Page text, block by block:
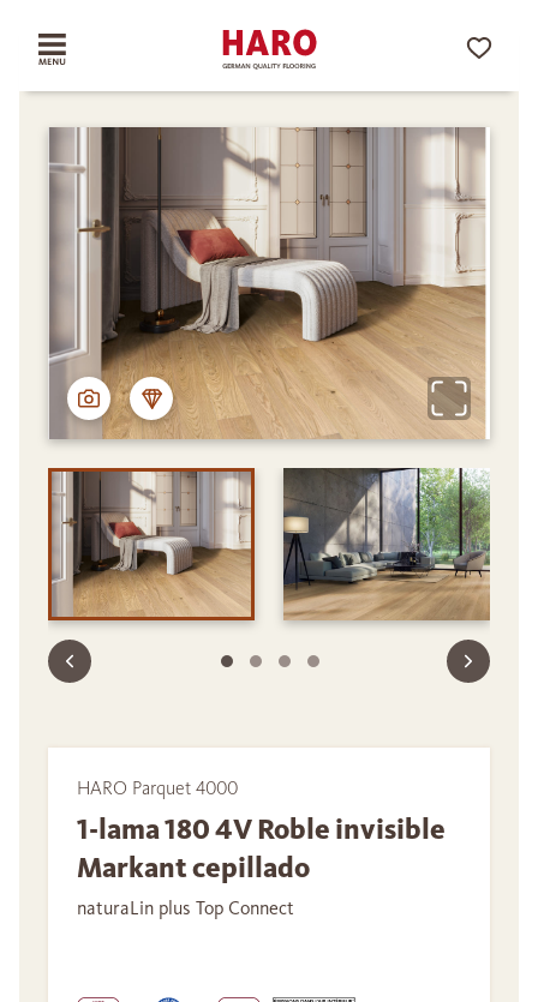
HARO Parquet 4000
1-lama 180 4V Roble invisible
Markant cepillado
naturaLin plus Top Connect